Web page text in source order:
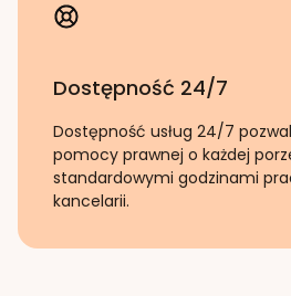
Dostępność 24/7
Dostępność usług 24/7
pomocy prawnej o każdej
standardowymi godzinami
kancelarii.